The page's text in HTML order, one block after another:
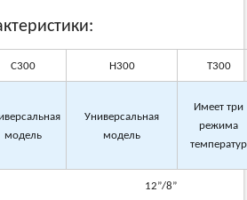
С300 Н300 Т300
модель
Универсальная
модель
Имеет три
режима
температур
12”/8”